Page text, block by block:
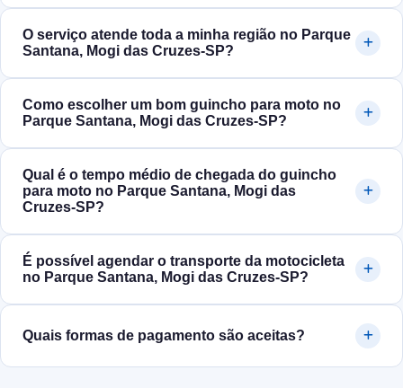
O serviço atende toda a minha região no Parque
Santana, Mogi das Cruzes‑SP?
Como escolher um bom guincho para moto no
Parque Santana, Mogi das Cruzes‑SP?
Qual é o tempo médio de chegada do guincho
para moto no Parque Santana, Mogi das
Cruzes‑SP?
É possível agendar o transporte da motocicleta
no Parque Santana, Mogi das Cruzes‑SP?
Quais formas de pagamento são aceitas?